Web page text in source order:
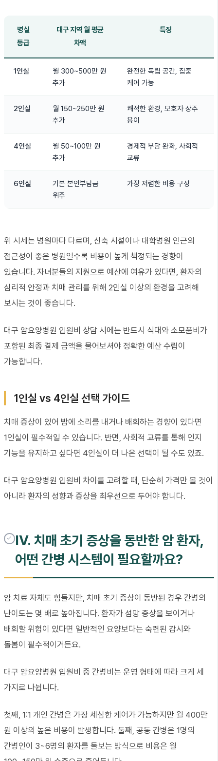
병실
등급
대구 지역 월 평균
차액
특징
1인실
월 300~500만 원
추가
완전한 독립 공간, 집중
케어 가능
2인실
월 150~250만 원
추가
쾌적한 환경, 보호자 상주
용이
4인실
월 50~100만 원
추가
경제적 부담 완화, 사회적
교류
6인실
기본 본인부담금
위주
가장 저렴한 비용 구성
위 시세는 병원마다 다르며, 신축 시설이나 대학병원 인근의
접근성이 좋은 병원일수록 비용이 높게 책정되는 경향이
있습니다. 자녀분들의 지원으로 예산에 여유가 있다면, 환자의
심리적 안정과 치매 관리를 위해 2인실 이상의 환경을 고려해
보시는 것이 좋습니다.
대구 암요양병원 입원비 상담 시에는 반드시 식대와 소모품비가
포함된 최종 결제 금액을 물어보셔야 정확한 예산 수립이
가능합니다.
1인실 vs 4인실 선택 가이드
치매 증상이 있어 밤에 소리를 내거나 배회하는 경향이 있다면
1인실이 필수적일 수 있습니다. 반면, 사회적 교류를 통해 인지
기능을 유지하고 싶다면 4인실이 더 나은 선택이 될 수도 있죠.
대구 암요양병원 입원비 차이를 고려할 때, 단순히 가격만 볼 것이
아니라 환자의 성향과 증상을 최우선으로 두어야 합니다.
IV. 치매 초기 증상을 동반한 암 환자,
어떤 간병 시스템이 필요할까요?
암 치료 자체도 힘들지만, 치매 초기 증상이 동반된 경우 간병의
난이도는 몇 배로 높아집니다. 환자가 섬망 증상을 보이거나
배회할 위험이 있다면 일반적인 요양보다는 숙련된 감시와
돌봄이 필수적이거든요.
대구 암요양병원 입원비 중 간병비는 운영 형태에 따라 크게 세
가지로 나뉩니다.
첫째, 1:1 개인 간병은 가장 세심한 케어가 가능하지만 월 400만
원 이상의 높은 비용이 발생합니다. 둘째, 공동 간병은 1명의
간병인이 3~6명의 환자를 돌보는 방식으로 비용은 월